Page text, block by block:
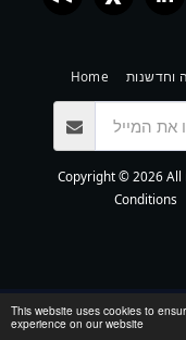
This website uses cookies to
experience on our website
Home וחדשנות
Copyright © 2026
Conditions